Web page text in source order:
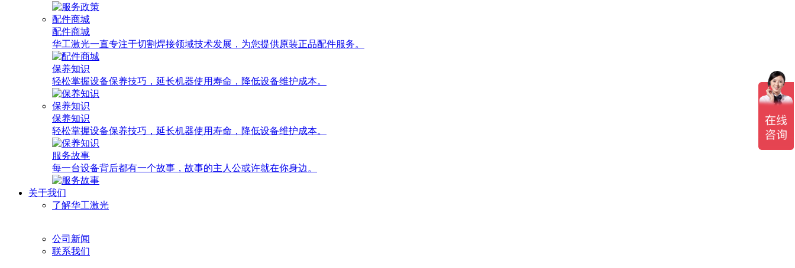
配件商城
配件商城
华工激光一直专注于切割焊接领域技术发展，为您提供原装正品配件服务。
保养知识
轻松掌握设备保养技巧，延长机器使用寿命，降低设备维护成本。
保养知识
保养知识
轻松掌握设备保养技巧，延长机器使用寿命，降低设备维护成本。
服务故事
每一台设备背后都有一个故事，故事的主人公或许就在你身边。
关于我们
了解华工激光
公司新闻
联系我们